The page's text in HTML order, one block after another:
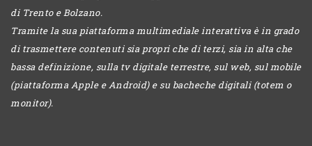
di Trento e Bolzano.
Tramite la sua piattaforma multimediale interattiva è in grado
di trasmettere contenuti sia propri che di terzi, sia in alta che
bassa definizione, sulla tv digitale terrestre, sul web, sul mobile
(piattaforma Apple e Android) e su bacheche digitali (totem o
monitor).